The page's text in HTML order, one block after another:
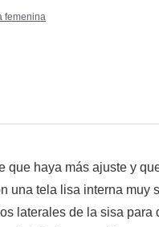
femenina
haya más ajuste y
tela lisa interna muy
laterales de la sisa para